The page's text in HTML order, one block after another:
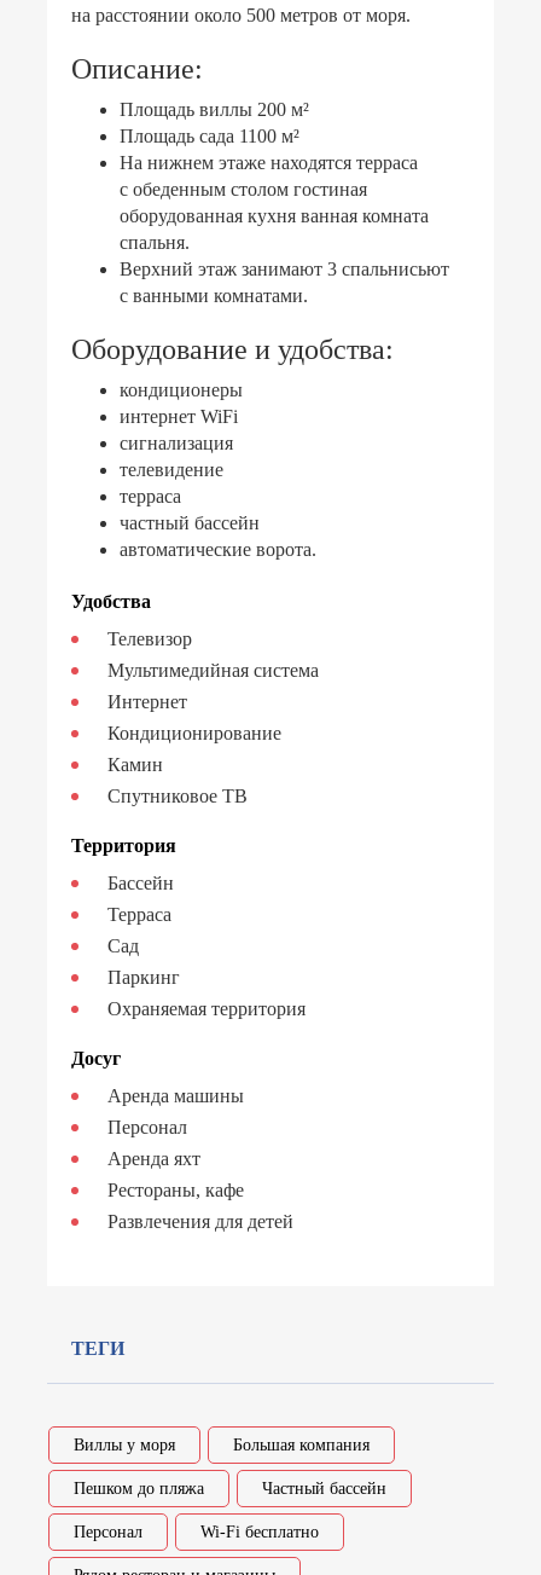
на расстоянии около 500 метров от моря.
Описание:
Площадь виллы 200 м²
Площадь сада 1100 м²
На нижнем этаже находятся терраса
с обеденным столом гостиная
оборудованная кухня ванная комната
спальня.
Верхний этаж занимают 3 спальнисьют
с ванными комнатами.
Оборудование и удобства:
кондиционеры
интернет WiFi
сигнализация
телевидение
терраса
частный бассейн
автоматические ворота.
Удобства
Телевизор
Мультимедийная система
Интернет
Кондиционирование
Камин
Спутниковое ТВ
Территория
Бассейн
Терраса
Сад
Паркинг
Охраняемая территория
Досуг
Аренда машины
Персонал
Аренда яхт
Рестораны, кафе
Развлечения для детей
ТЕГИ
Виллы у моря Большая компания
Пешком до пляжа Частный бассейн
Персонал Wi-Fi бесплатно